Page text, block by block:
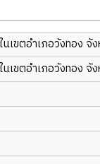
เขตอำเภอวังทอง
เขตอำเภอวังทอง